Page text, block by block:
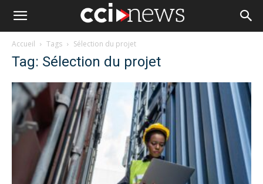
Accueil Tags Sélection du projet
Tag: Sélection du projet